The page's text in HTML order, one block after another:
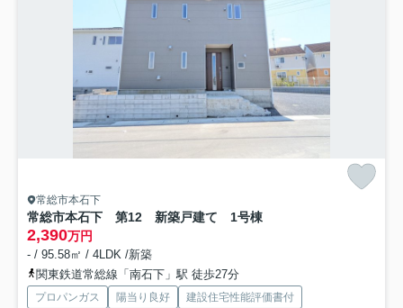
常総市本石下
常総市本石下 第12 新築戸建て 1号棟
2,390万円
- / 95.58㎡ / 4LDK /新築
関東鉄道常総線「南石下」駅 徒歩27分
プロパンガス 陽当り良好
建設住宅性能評価書付